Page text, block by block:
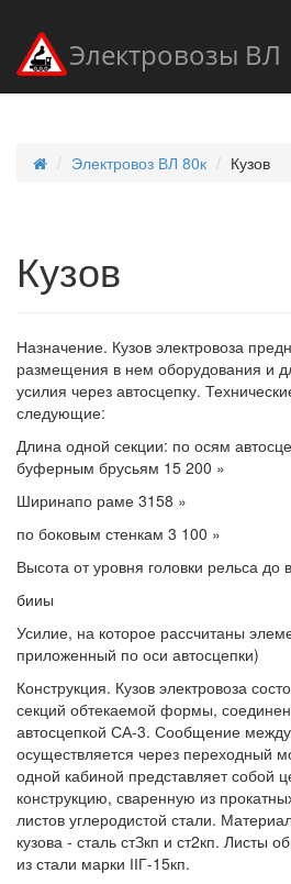
Электровозы ВЛ
Электровоз ВЛ 80к Кузов
Кузов
Назначение. Кузов электровоза
размещения в нем оборудования и
усилия через автосцепку.
следующие:
Длина одной секции: по осям
буферным брусьям 15 200 »
Ширинапо раме 3158 »
по боковым стенкам 3 100 »
Высота от уровня головки рельса
бииы
Усилие, на которое рассчитаны
приложенный по оси автосцепки)
Конструкция. Кузов электровоза
секций обтекаемой формы,
автосцепкой СА-3. Сообщение
осуществляется через переходный
одной кабиной представляет собой
конструкцию, сваренную из
листов углеродистой стали.
кузова - сталь стЗкп и ст2кп. Листы
из стали марки ІІГ-15кп.